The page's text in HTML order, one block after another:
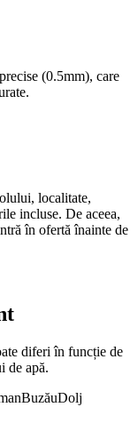
(0.5mm), care
localitate,
incluse. De aceea,
în ofertă înainte de
diferi în funcție de
de apă.
BuzăuDolj